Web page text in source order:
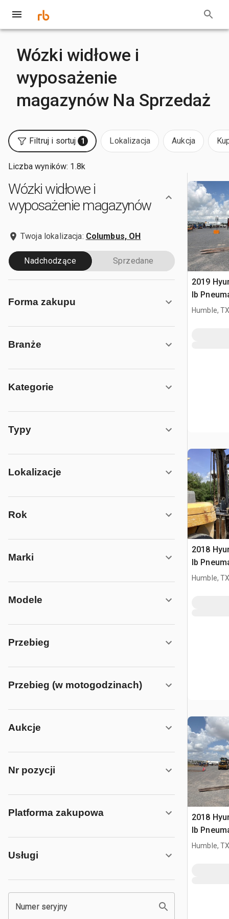
Wózki widłowe i
wyposażenie
magazynów Na Sprzedaż
Filtruj i sortuj 1 Lokalizacja Aukcja
Liczba wyników: 1.8k
Wózki widłowe i
wyposażenie magazynów
Twoja lokalizacja: Columbus, OH
Nadchodzące Sprzedane
Forma zakupu
Branże
Kategorie
Typy
Lokalizacje
Rok
Marki
Modele
Przebieg
Przebieg (w motogodzinach)
Aukcje
Nr pozycji
Platforma zakupowa
Usługi
Numer seryjny
2019
lb
widłowy
Humble,
2018
lb
widłowy
Humble,
2018
lb
widłowy
Humble,